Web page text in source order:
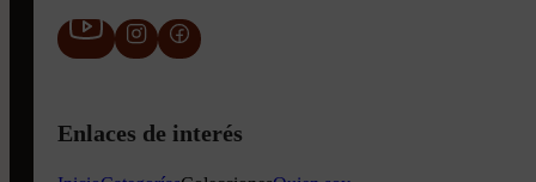
Enlaces de interés